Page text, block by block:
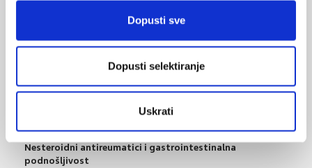
Dopusti sve
Dopusti selektiranje
Uskrati
Bolna leđa - medicinske vježbe (nove smjernice)
14.07.2016.
Nesteroidni antireumatici i gastrointestinalna
podnošljivost